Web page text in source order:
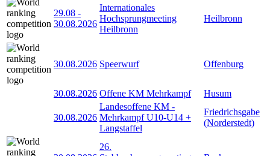
29.08 -
30.08.2026
Internationales
Hochsprungmeeting
Heilbronn
Heilbronn
30.08.2026 Speerwurf Offenburg
30.08.2026 Offene KM Mehrkampf Husum
30.08.2026
Landesoffene KM -
Mehrkampf U10-U14 +
Langstaffel
Friedrichsgabe
(Norderstedt)
26.